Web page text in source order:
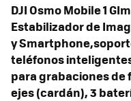
DJI Osmo Mobile 1
Estabilizador de
y
teléfonos
para grabaciones de
ejes (cardán), 3